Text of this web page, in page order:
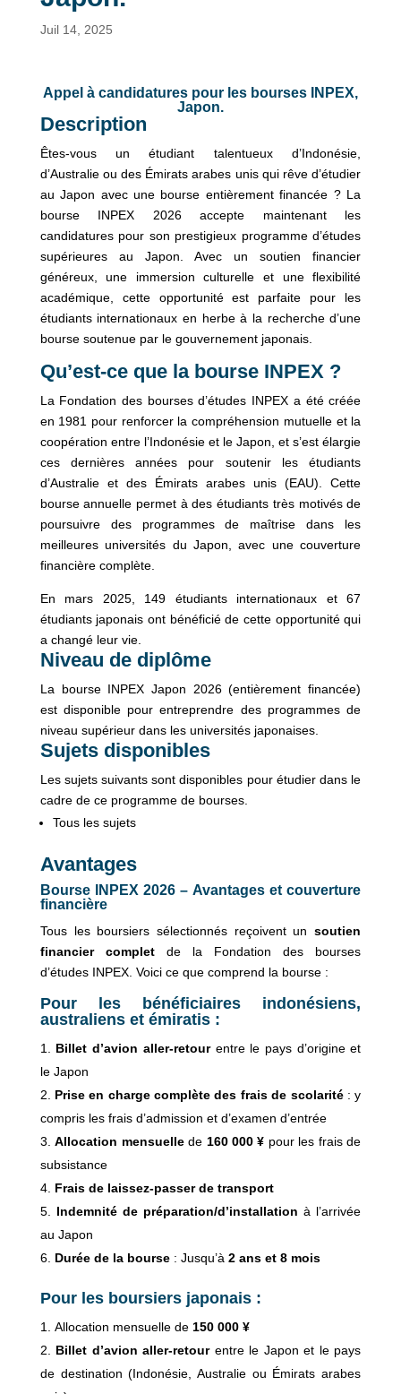
Juil 14, 2025
Appel à candidatures pour les bourses INPEX,
Japon.
Description
Êtes-vous un étudiant talentueux d’Indonésie,
d’Australie ou des Émirats arabes unis qui rêve d’étudier
au Japon avec une bourse entièrement financée ? La
bourse INPEX 2026 accepte maintenant les
candidatures pour son prestigieux programme d’études
supérieures au Japon. Avec un soutien financier
généreux, une immersion culturelle et une flexibilité
académique, cette opportunité est parfaite pour les
étudiants internationaux en herbe à la recherche d’une
bourse soutenue par le gouvernement japonais.
Qu’est-ce que la bourse INPEX ?
La Fondation des bourses d’études INPEX a été créée
en 1981 pour renforcer la compréhension mutuelle et la
coopération entre l’Indonésie et le Japon, et s’est élargie
ces dernières années pour soutenir les étudiants
d’Australie et des Émirats arabes unis (EAU). Cette
bourse annuelle permet à des étudiants très motivés de
poursuivre des programmes de maîtrise dans les
meilleures universités du Japon, avec une couverture
financière complète.
En mars 2025, 149 étudiants internationaux et 67
étudiants japonais ont bénéficié de cette opportunité qui
a changé leur vie.
Niveau de diplôme
La bourse INPEX Japon 2026 (entièrement financée)
est disponible pour entreprendre des programmes de
niveau supérieur dans les universités japonaises.
Sujets disponibles
Les sujets suivants sont disponibles pour étudier dans le
cadre de ce programme de bourses.
Tous les sujets
Avantages
Bourse INPEX 2026 – Avantages et couverture
financière
Tous les boursiers sélectionnés reçoivent unsoutien
financier completde la Fondation des bourses
d’études INPEX. Voici ce que comprend la bourse :
Pour les bénéficiaires indonésiens,
australiens et émiratis :
Billet d’avion aller-retourentre le pays d’origine et
le Japon
Prise en charge complète des frais de scolarité: y
compris les frais d’admission et d’examen d’entrée
Allocation mensuellede 160 000 ¥ pour les frais de
subsistance
Frais de laissez-passer de transport
Indemnité de préparation/d’installation à l’arrivée
au Japon
Durée de la bourse: Jusqu’à 2 ans et 8 mois
Pour les boursiers japonais :
Allocation mensuelle de 150 000 ¥
Billet d’avion aller-retourentre le Japon et le pays
de destination (Indonésie, Australie ou Émirats arabes